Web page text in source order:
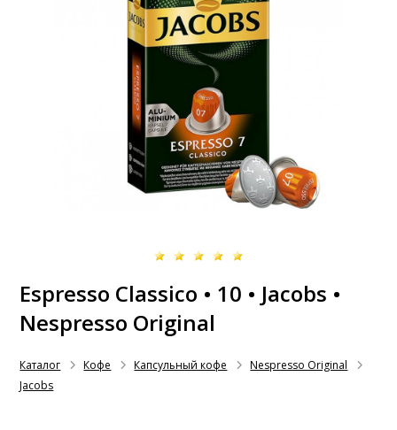
Espresso Classico • 10 • Jacobs •
Nespresso Original
Каталог Кофе Капсульный кофе
Nespresso Original
Jacobs